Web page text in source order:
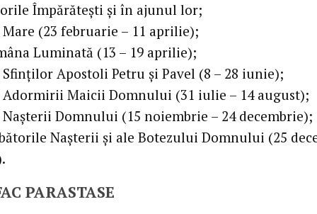
Împărăteşti şi în ajunul lor;
(23 februarie – 11 aprilie);
Luminată (13 – 19 aprilie);
Apostoli Petru și Pavel (8 – 28 iunie);
Adormirii Maicii Domnului (31 iulie – 14 august);
Domnului (15 noiembrie – 24 decembrie);
Naşterii şi ale Botezului Domnului (25
PARASTASE